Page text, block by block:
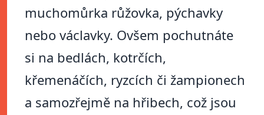
muchomůrka růžovka, pýchavky
nebo václavky. Ovšem pochutnáte
si na bedlách, kotrčích,
křemenáčích, ryzcích či žampionech
a samozřejmě na hřibech, což jsou